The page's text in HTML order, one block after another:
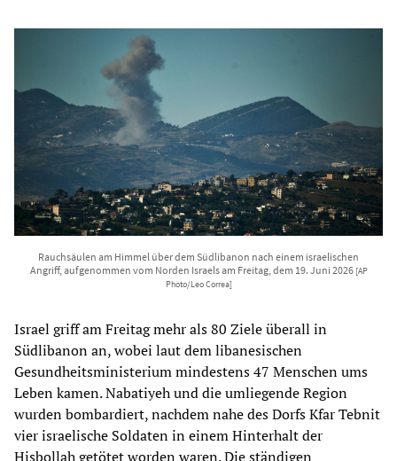
Rauchsäulen am Himmel über dem Südlibanon nach einem israelischen
Angriff, aufgenommen vom Norden Israels am Freitag, dem 19. Juni 2026 [AP
Photo/Leo Correa]
Israel griff am Freitag mehr als 80 Ziele überall in
Südlibanon an, wobei laut dem libanesischen
Gesundheitsministerium mindestens 47 Menschen ums
Leben kamen. Nabatiyeh und die umliegende Region
wurden bombardiert, nachdem nahe des Dorfs Kfar Tebnit
vier israelische Soldaten in einem Hinterhalt der
Hisbollah getötet worden waren. Die ständigen